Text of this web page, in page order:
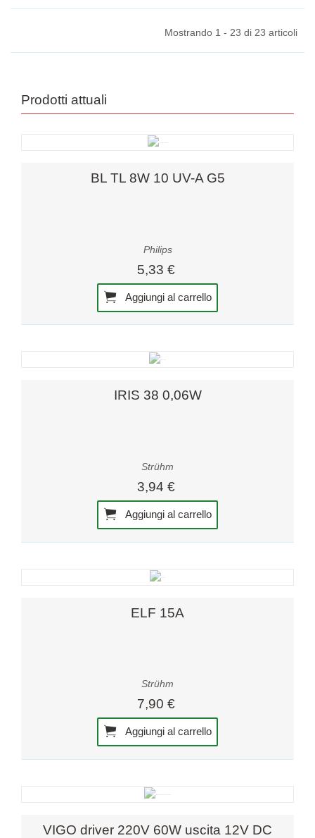
Mostrando 1 - 23 di 23 articoli
Prodotti attuali
BL TL 8W 10 UV-A G5
Philips
5,33 €
Aggiungi al carrello
IRIS 38 0,06W
Strühm
3,94 €
Aggiungi al carrello
ELF 15A
Strühm
7,90 €
Aggiungi al carrello
VIGO driver 220V 60W uscita 12V DC